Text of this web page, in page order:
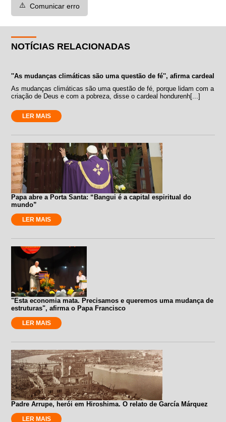
⚠️ Comunicar erro
NOTÍCIAS RELACIONADAS
''As mudanças climáticas são uma questão de fé'', afirma cardeal
As mudanças climáticas são uma questão de fé, porque lidam com a
criação de Deus e com a pobreza, disse o cardeal hondurenh[...]
LER MAIS
Papa abre a Porta Santa: “Bangui é a capital espiritual do
mundo”
LER MAIS
"Esta economia mata. Precisamos e queremos uma mudança de
estruturas", afirma o Papa Francisco
LER MAIS
Padre Arrupe, herói em Hiroshima. O relato de García Márquez
LER MAIS